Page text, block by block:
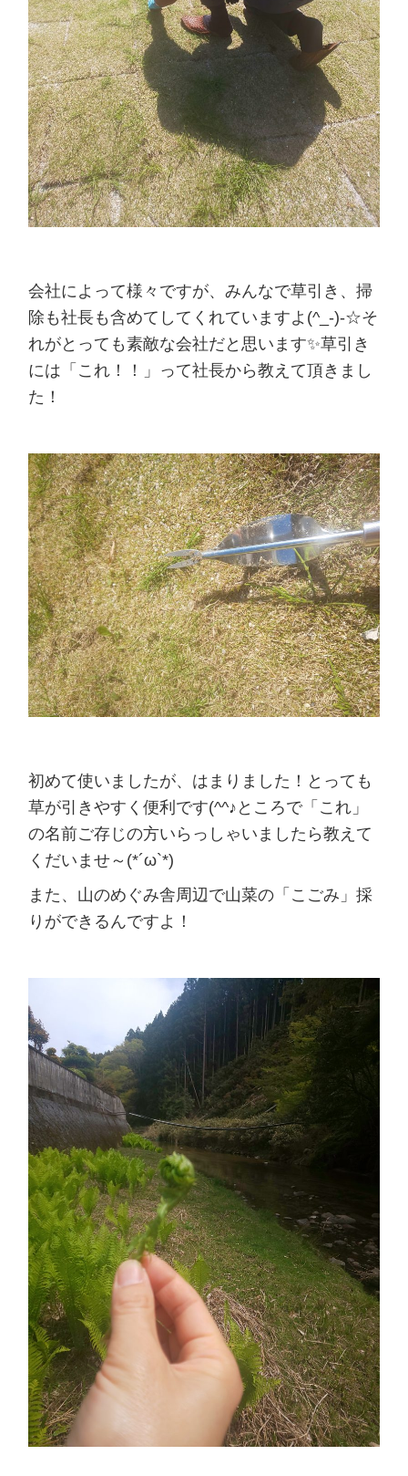
会社によって様々ですが、みんなで草引き、掃
除も社長も含めてしてくれていますよ(^_-)-☆そ
れがとっても素敵な会社だと思います✨草引き
には「これ！！」って社長から教えて頂きまし
た！
初めて使いましたが、はまりました！とっても
草が引きやすく便利です(^^♪ところで「これ」
の名前ご存じの方いらっしゃいましたら教えて
くだいませ～(*´ω`*)
また、山のめぐみ舎周辺で山菜の「こごみ」採
りができるんですよ！